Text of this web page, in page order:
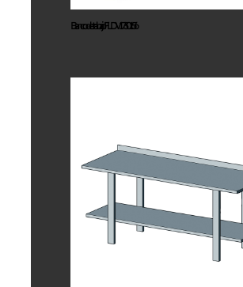
Banco de trabajo FLDV1730156
Banco De
Acero
FBGA42000